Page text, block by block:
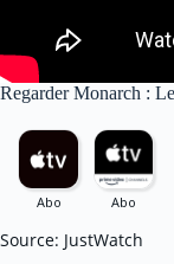
Regarder Monarch :
Source: JustWatch